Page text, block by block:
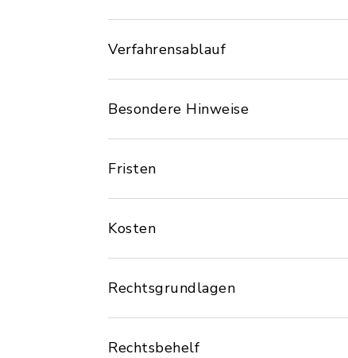
Verfahrensablauf
Besondere Hinweise
Fristen
Kosten
Rechtsgrundlagen
Rechtsbehelf